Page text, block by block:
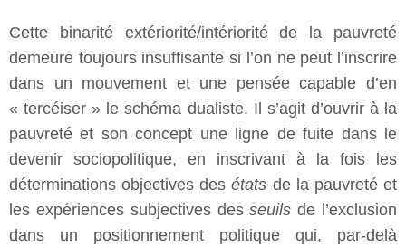
Cette binarité extériorité/intériorité de la pauvreté
demeure toujours insuffisante si l’on ne peut l’inscrire
dans un mouvement et une pensée capable d’en
« tercéiser » le schéma dualiste. Il s’agit d’ouvrir à la
pauvreté et son concept une ligne de fuite dans le
devenir sociopolitique, en inscrivant à la fois les
déterminations objectives desétats de la pauvreté et
les expériences subjectives desseuils de l’exclusion
dans un positionnement politique qui, par-delà